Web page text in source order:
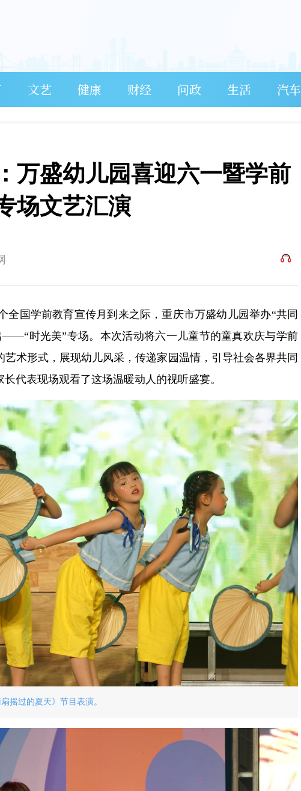
文艺 健康 财经 问政 生活 汽车
万盛幼儿园喜迎六一暨学前
场文艺汇演
全国学前教育宣传月到来之际，重庆市万盛幼儿园举办“共同
时光美”专场。本次活动将六一儿童节的童真欢庆与学前
术形式，展现幼儿风采，传递家园温情，引导社会各界共同
代表现场观看了这场温暖动人的视听盛宴。
摇过的夏天》节目表演。